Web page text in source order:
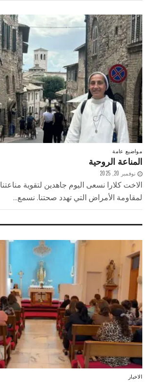
مواضيع عامة
المناعة الروحية
نوفمبر 20, 2025
الاخت كلارا نسعى اليوم جاهدين لتقوية
لمقاومة الأمراض التي تهدد صحتنا. نسمع...
الاخبار